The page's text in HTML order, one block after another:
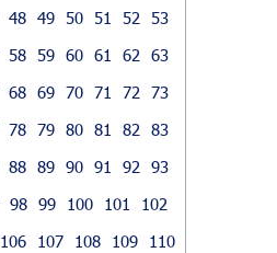
48 49 50 51 52
53
58 59 60 61 62
63
68 69 70 71 72
73
78 79 80 81 82
83
88 89 90 91 92
93
98 99 100 101
102
106 107 108 109
110